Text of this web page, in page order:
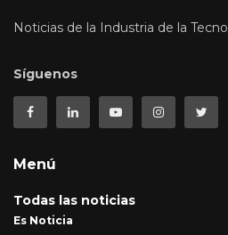
Noticias de la Industria de la
Síguenos
Menú
Todas las noticias
Es Noticia